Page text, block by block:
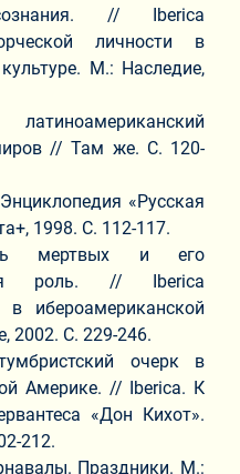
// Iberica
личности в
М.: Наследие,
// Там же. С. 120-
«Русская
1998. С. 112-117.
мертвых и его
роль. // Iberica
ибероамериканской
2002. С. 229-246.
очерк в
Америке. // Iberica. К
«Дон Кихот».
212.
Праздники. М.: